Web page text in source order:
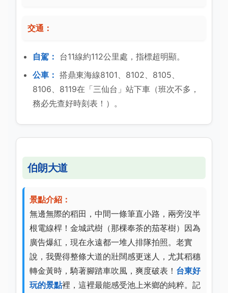
交通：
自駕： 台11線約112公里處，指標超明顯。
公車： 搭鼎東海線8101、8102、8105、
8106、8119在「三仙台」站下車（班次不多，
務必先查好時刻表！）。
伯朗大道
景點介紹：
無邊無際的稻田，中間一條筆直小路，兩旁沒半
根電線桿！金城武樹（那棵奉茶的茄苳樹）因為
廣告爆紅，現在永遠都一堆人排隊拍照。老實
說，我覺得整條大道的壯闊感更迷人，尤其稻穗
轉金黃時，騎著腳踏車吹風，爽度破表！ 台東好
玩的景點裡，這裡最能感受池上米鄉的純粹。記